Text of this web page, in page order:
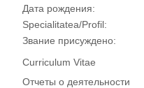
Дата рождения:
Specialitatea/Profil:
Звание присуждено:
Curriculum Vitae
Отчеты о деятельности